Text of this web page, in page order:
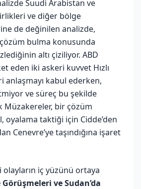
Suudi Arabistan ve
ve diğer bölge
de değinilen analizde,
bulma konusunda
altı çiziliyor. ABD
eden iki askeri kuvvet Hızlı
anlaşmayı kabul ederken,
ve süreç bu şekilde
bir çözüm
oyalama taktiği için Cidde’den
Cenevre’ye taşındığına işaret
olayların iç yüzünü ortaya
Görüşmeleri ve Sudan’da